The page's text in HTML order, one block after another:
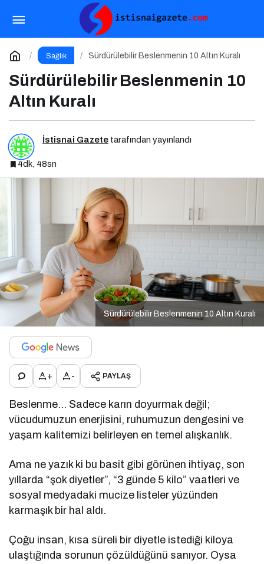
Sağlık Sürdürülebilir Beslenmenin 10 Altın Kuralı
Sürdürülebilir Beslenmenin 10
Altın Kuralı
İstisnai Gazete tarafından yayınlandı
4dk, 48sn
Sürdürülebilir Beslenmenin 10 Altın Kuralı
+ - PAYLAŞ
Beslenme… Sadece karın doyurmak değil;
vücudumuzun enerjisini, ruhumuzun dengesini ve
yaşam kalitemizi belirleyen en temel alışkanlık.
Ama ne yazık ki bu basit gibi görünen ihtiyaç, son
yıllarda “şok diyetler”, “3 günde 5 kilo” vaatleri ve
sosyal medyadaki mucize listeler yüzünden
karmaşık bir hal aldı.
Çoğu insan, kısa süreli bir diyetle istediği kiloya
ulaştığında sorunun çözüldüğünü sanıyor. Oysa
Ergenlikte Başlayan Sorunlar Yıllar Sonra da
Sizi Takip Ediyorsa Dikkat!
Yorum Yap